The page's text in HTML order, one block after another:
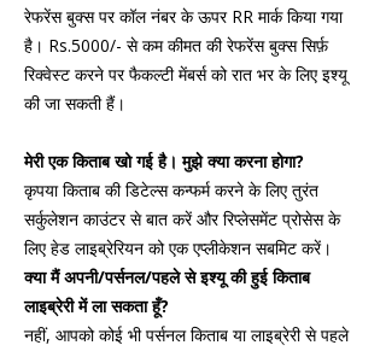
रेफरेंस बुक्स पर कॉल नंबर के ऊपर RR मार्क किया गया
है। Rs.5000/- से कम कीमत की रेफरेंस बुक्स सिर्फ़
रिक्वेस्ट करने पर फैकल्टी मेंबर्स को रात भर के लिए इश्यू
की जा सकती हैं।
मेरी एक किताब खो गई है। मुझे क्या करना होगा?
कृपया किताब की डिटेल्स कन्फर्म करने के लिए तुरंत
सर्कुलेशन काउंटर से बात करें और रिप्लेसमेंट प्रोसेस के
लिए हेड लाइब्रेरियन को एक एप्लीकेशन सबमिट करें।
क्या मैं अपनी/पर्सनल/पहले से इश्यू की हुई किताब
लाइब्रेरी में ला सकता हूँ?
नहीं, आपको कोई भी पर्सनल किताब या लाइब्रेरी से पहले